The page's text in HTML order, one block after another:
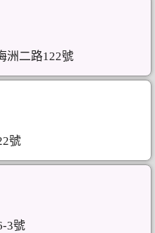
洲二路122號
號
3號